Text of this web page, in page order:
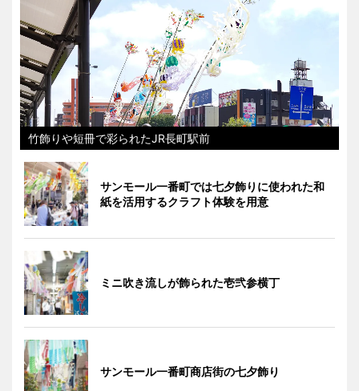
竹飾りや短冊で彩られたJR長町駅前
サンモール一番町では七夕飾りに使われた和
紙を活用するクラフト体験を用意
ミニ吹き流しが飾られた壱弐参横丁
サンモール一番町商店街の七夕飾り